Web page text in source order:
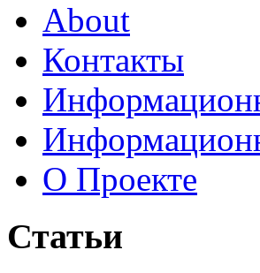
About
Контакты
О Проекте
Статьи